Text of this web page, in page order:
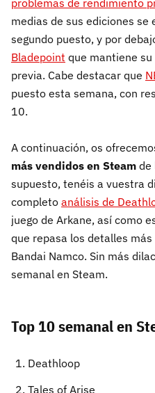
medias de sus ediciones se
segundo puesto, y por
Bladepoint que mantiene
previa. Cabe destacar que
puesto esta semana, con
10.
A continuación, os
más vendidos en Steam de
supuesto, tenéis a vuestra
completo análisis de
juego de Arkane, así como
que repasa los detalles
Bandai Namco. Sin más
semanal en Steam.
Top 10 semanal en
Deathloop
Tales of Arise